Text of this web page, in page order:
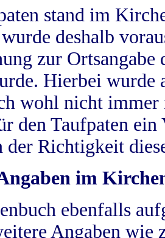
stand im
deshalb
zur
Hierbei wurde
wohl nicht
den Taufpaten
der Richtigkeit
im
ebenfalls
Angaben wie